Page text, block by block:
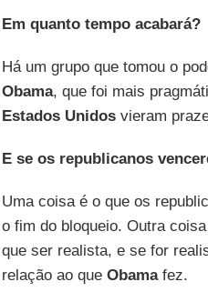
Em quanto tempo acabará?
Há um grupo que tomou o
Obama, que foi mais
Estados Unidosvieram
E se os republicanos
Uma coisa é o que os
o fim do bloqueio. Outra
que ser realista, e se for
relação ao que Obamafez.